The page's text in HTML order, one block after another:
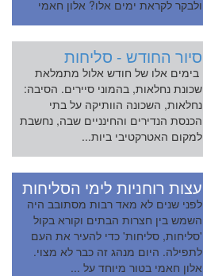
ולבקר לקראת ימים אלו? אלון חאמי
סיור החודש - סליחות
בימים אלו של חודש אלול מתמלאת
שכונת נחלאות, בהמוני סיירים. הסיבה:
נחלאות, השכונה הוותיקה על בתי
הכנסת הנדירים והחינניים שבה, נחשבת
למקום האטרקטיבי ביות...
עצות רוחניות לימי הסליחות
לפני שנים לא מאד רבות מסתובב היה
השמש בין חצרות הבתים וקורא בקול
'סליחות, סליחות' כדי להעיר את העם
לתפילה. היום מנהג זה כבר לא מצוי.
אלון חאמי בטור מיוחד על ...